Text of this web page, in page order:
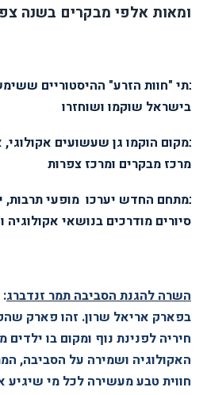
ומאות אלפי מבקרים בשנה
בתי "חוות הזרע" ההיסטוריים
בישראל שוקמו ושוחזרו
במקום הוקמו גן שעשועים אקולוגי,
מרכז מבקרים ומרכז צפרות
במתחם החדש יערכו מופעי תרבות,
סיורים מודרכים בנושאי אקולוגיה
השרה להגנת הסביבה תמר זנדברג
בפארק אריאל שרון. זהו פארק
חיריה לפנינת נוף ומקום בו
האקולוגיה ושמירה על הסביבה,
חווית טבע מעשירה לכל מי שיגיע